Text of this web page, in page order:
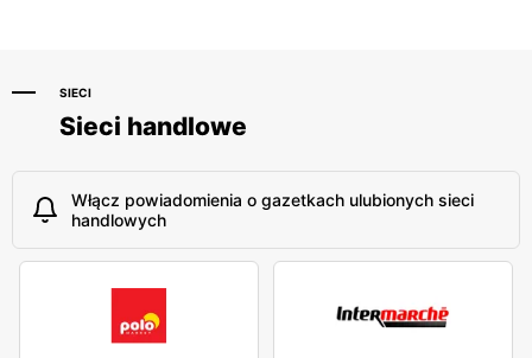
SIECI
Sieci handlowe
Włącz powiadomienia o gazetkach ulubionych sieci
handlowych